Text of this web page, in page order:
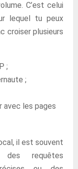
C’est celui
lequel tu peux
croiser plusieurs
;
;
avec les pages
il est souvent
requêtes